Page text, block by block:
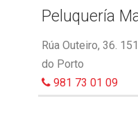
Peluquería
Rúa Outeiro, 36.
do Porto
981 73 01 09